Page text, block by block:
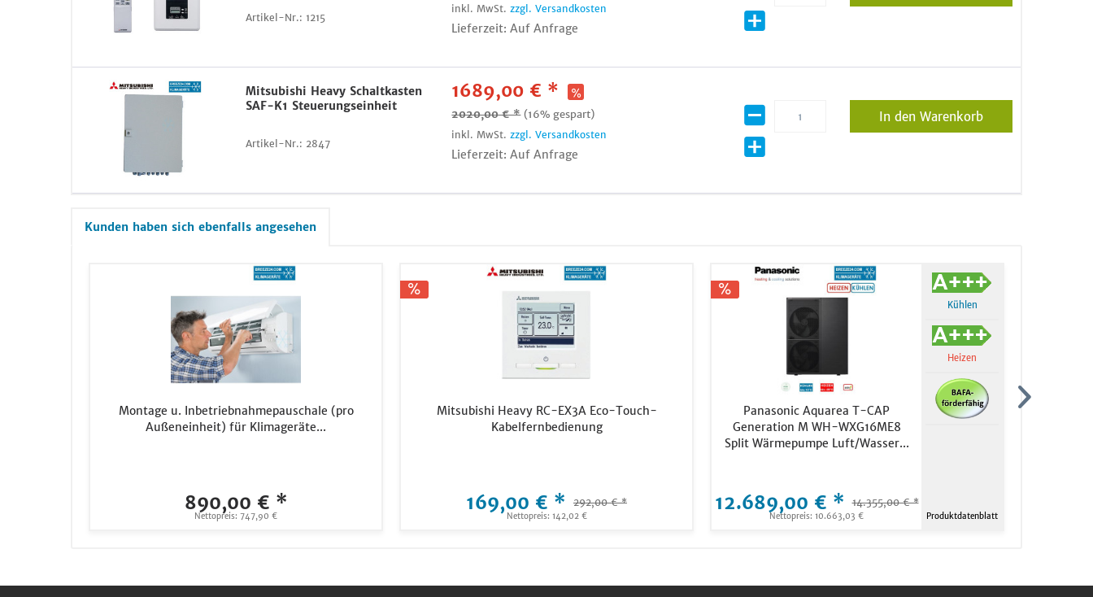
Artikel-Nr.: 1215
inkl. MwSt.zzgl. Versandkosten
Lieferzeit: Auf Anfrage
Mitsubishi Heavy Schaltkasten
SAF-K1 Steuerungseinheit
Artikel-Nr.: 2847
1689,00 € *
2020,00 € * (16% gespart)
inkl. MwSt.zzgl. Versandkosten
Lieferzeit: Auf Anfrage
In den Warenkorb
Kunden haben sich ebenfalls angesehen
Montage u. Inbetriebnahmepauschale (pro
Außeneinheit) für Klimageräte...
890,00 € *
Nettopreis: 747,90 €
Mitsubishi Heavy RC-EX3A Eco-Touch-
Kabelfernbedienung
169,00 € * 292,00 € *
Nettopreis: 142,02 €
Panasonic Aquarea T-CAP
Generation M WH-WXG16ME8
Split Wärmepumpe Luft/Wasser...
12.689,00 € * 14.355,00 € *
Nettopreis: 10.663,03 €
Kühlen
Heizen
Produktdatenblatt